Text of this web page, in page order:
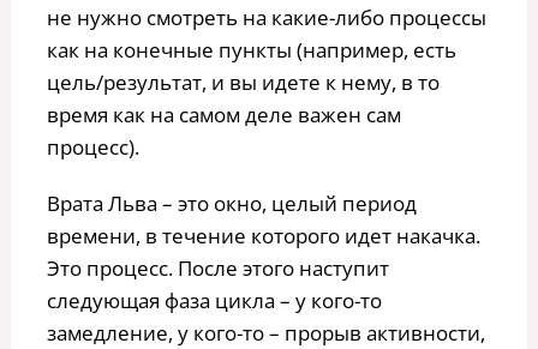
не нужно смотреть на какие-либо процессы
как на конечные пункты (например, есть
цель/результат, и вы идете к нему, в то
время как на самом деле важен сам
процесс).
Врата Льва – это окно, целый период
времени, в течение которого идет накачка.
Это процесс. После этого наступит
следующая фаза цикла – у кого-то
замедление, у кого-то – прорыв активности,